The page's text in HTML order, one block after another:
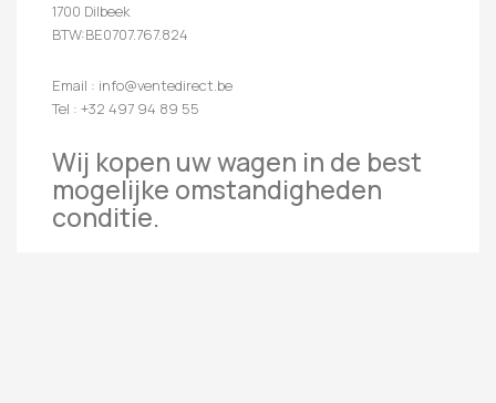
1700 Dilbeek
BTW:BE0707.767.824
Email : info@ventedirect.be
Tel : +32 497 94 89 55
Wij kopen uw wagen in de best
mogelijke omstandigheden
conditie.